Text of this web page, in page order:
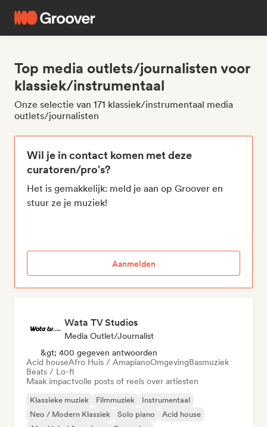
Top media outlets/journalisten voor
klassiek/instrumentaal
Onze selectie van 171 klassiek/instrumentaal media
outlets/journalisten
Wil je in contact komen met deze
curatoren/pro's?
Het is gemakkelijk: meld je aan op Groover en
stuur ze je muziek!
Aanmelden
Wata TV Studios
Media Outlet/Journalist
&gt; 400 gegeven antwoorden
Acid houseAfro Huis / AmapianoOmgevingBasmuziek
Beats / Lo-fi
Maak impactvolle posts of reels over artiesten
Klassieke muziek Filmmuziek
Instrumentaal
Neo / Modern Klassiek
Solo piano
Acid house